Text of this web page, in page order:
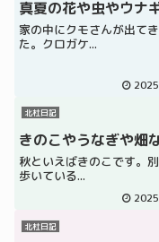
真夏の花や虫やウナ
家の中にクモさんが出て
た。クロガケ...
北杜日記
きのこやうなぎや畑
秋といえばきのこです。
歩いている...
北杜日記